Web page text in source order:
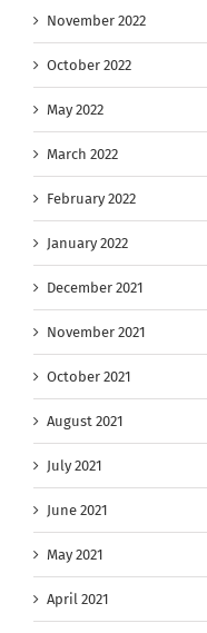
November 2022
October 2022
May 2022
March 2022
February 2022
January 2022
December 2021
November 2021
October 2021
August 2021
July 2021
June 2021
May 2021
April 2021